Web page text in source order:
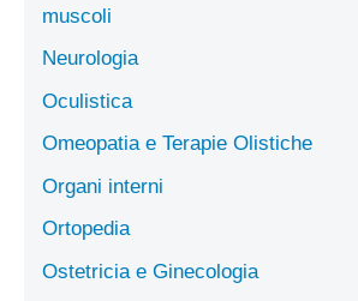
muscoli
Neurologia
Oculistica
Omeopatia e Terapie Olistiche
Organi interni
Ortopedia
Ostetricia e Ginecologia